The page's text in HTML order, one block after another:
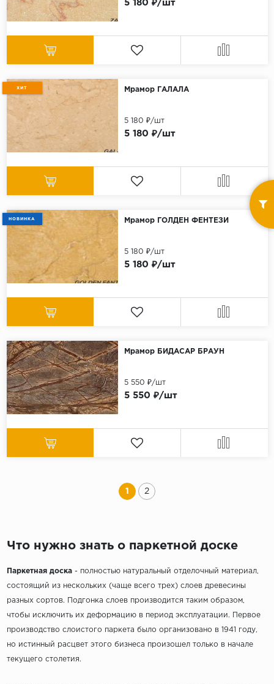
5 180 ₽/шт
ХИТ Мрамор ГАЛАЛА
5 180 ₽/шт
5 180 ₽/шт
НОВИНКА Мрамор ГОЛДЕН ФЕНТЕЗИ
5 180 ₽/шт
5 180 ₽/шт
Мрамор БИДАСАР БРАУН
5 550 ₽/шт
5 550 ₽/шт
1 2
Что нужно знать о паркетной доске
Паркетная доска - полностью натуральный отделочный материал,
состоящий из нескольких (чаще всего трех) слоев древесины
разных сортов. Подгонка слоев производится таким образом,
чтобы исключить их деформацию в период эксплуатации. Первое
производство слоистого паркета было организовано в 1941 году,
но истинный расцвет этого бизнеса произошел только в начале
текущего столетия.